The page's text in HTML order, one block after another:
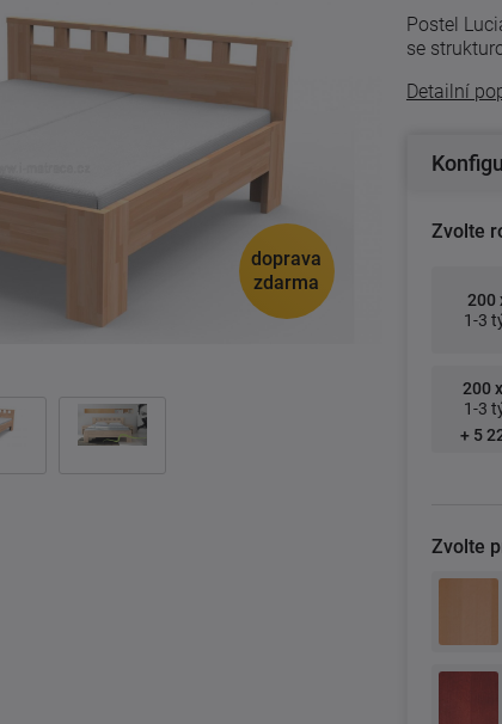
doprava
zdarma
Postel
se
Detailní
Zvolte
200
1-3
200
1-3
+ 5
Zvolte